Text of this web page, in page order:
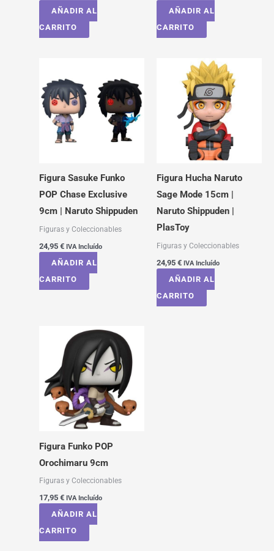
AÑADIR AL
CARRITO
AÑADIR AL
CARRITO
Figura Sasuke Funko
POP Chase Exclusive
9cm | Naruto Shippuden
Figuras y Coleccionables
24,95 € IVA Incluído
AÑADIR AL
CARRITO
Figura Hucha Naruto
Sage Mode 15cm |
Naruto Shippuden |
PlasToy
Figuras y Coleccionables
24,95 € IVA Incluído
AÑADIR AL
CARRITO
Figura Funko POP
Orochimaru 9cm
Figuras y Coleccionables
17,95 € IVA Incluído
AÑADIR AL
CARRITO